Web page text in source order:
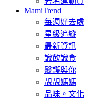
MamiTrend
每週好去處
星級追縱
最新資訊
識飲識食
醫護與你
靚靚媽媽
品味。文化